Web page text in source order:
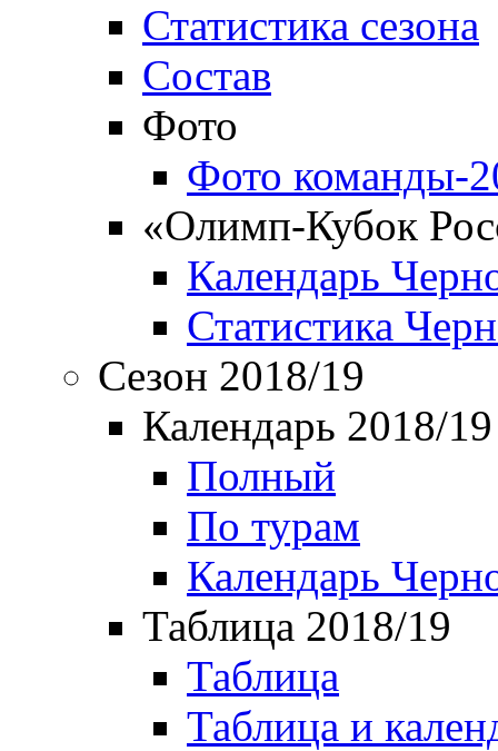
Статистика сезона
Состав
Фото
Фото команды-
«Олимп-Кубок
Календарь
Статистика
Сезон 2018/19
Календарь 2018/19
Полный
По турам
Календарь
Таблица 2018/19
Таблица
Таблица и